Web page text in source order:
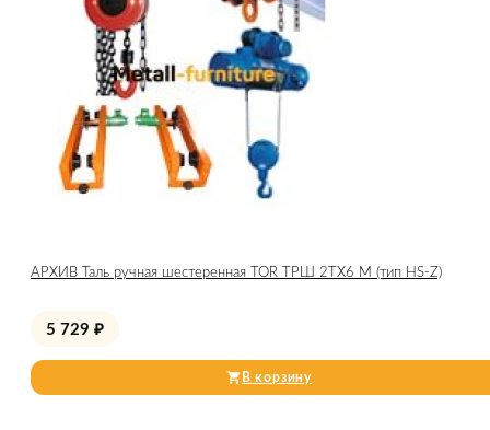
АРХИВ Таль ручная шестеренная TOR ТРШ 2ТХ6 М (тип HS-Z)
5 729 ₽
В корзину